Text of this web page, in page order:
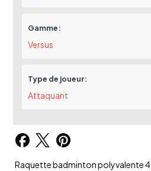
Gamme:
Versus
Type de joueur:
Attaquant
Raquette badminton polyvalente 4